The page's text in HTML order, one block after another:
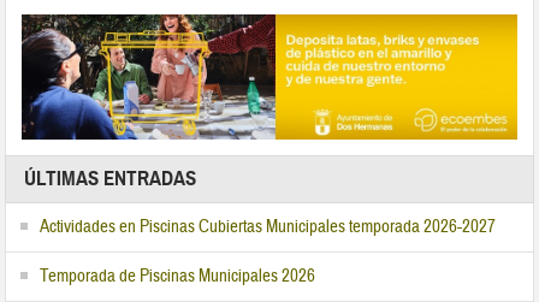
ÚLTIMAS ENTRADAS
Actividades en Piscinas Cubiertas Municipales temporada 2026-2027
Temporada de Piscinas Municipales 2026